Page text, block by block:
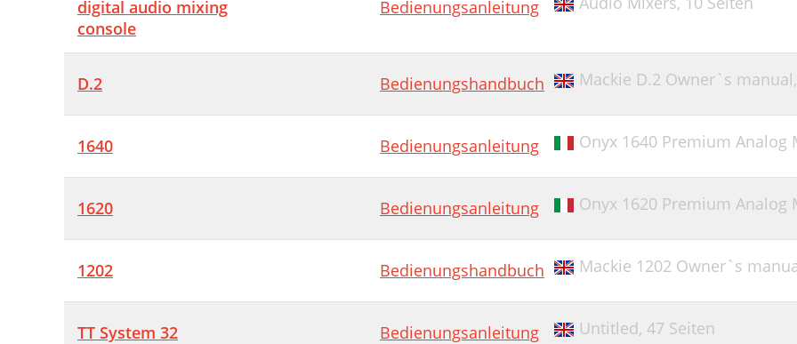
digital audio mixing
console
Bedienungsanleitung
D.2 Bedienungshandbuch Mackie D.2 Owner`s
1640 Bedienungsanleitung Onyx 1640 Premium
1620 Bedienungsanleitung Onyx 1620 Premium
1202 Bedienungshandbuch Mackie 1202 Owner`s
TT System 32 Bedienungsanleitung Untitled, 47 Seiten